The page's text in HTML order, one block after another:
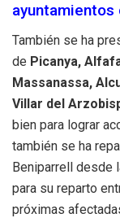
ayuntamientos
También se ha
de Picanya,
Massanassa,
Villar del
bien para lograr
también se ha
Beniparrell desde
para su reparto
próximas